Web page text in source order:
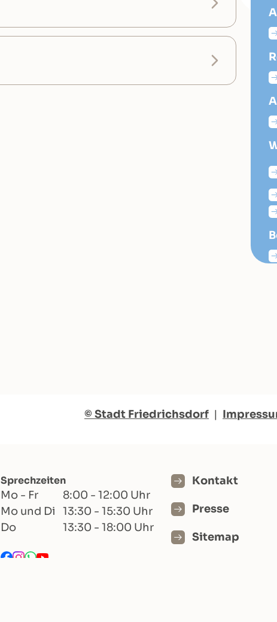
© Stadt Friedrichsdorf |
Sprechzeiten
Mo - Fr
8:00 - 12:00 Uhr
Mo und Di
13:30 - 15:30 Uhr
Do
13:30 - 18:00 Uhr
Kontakt
Presse
Sitemap